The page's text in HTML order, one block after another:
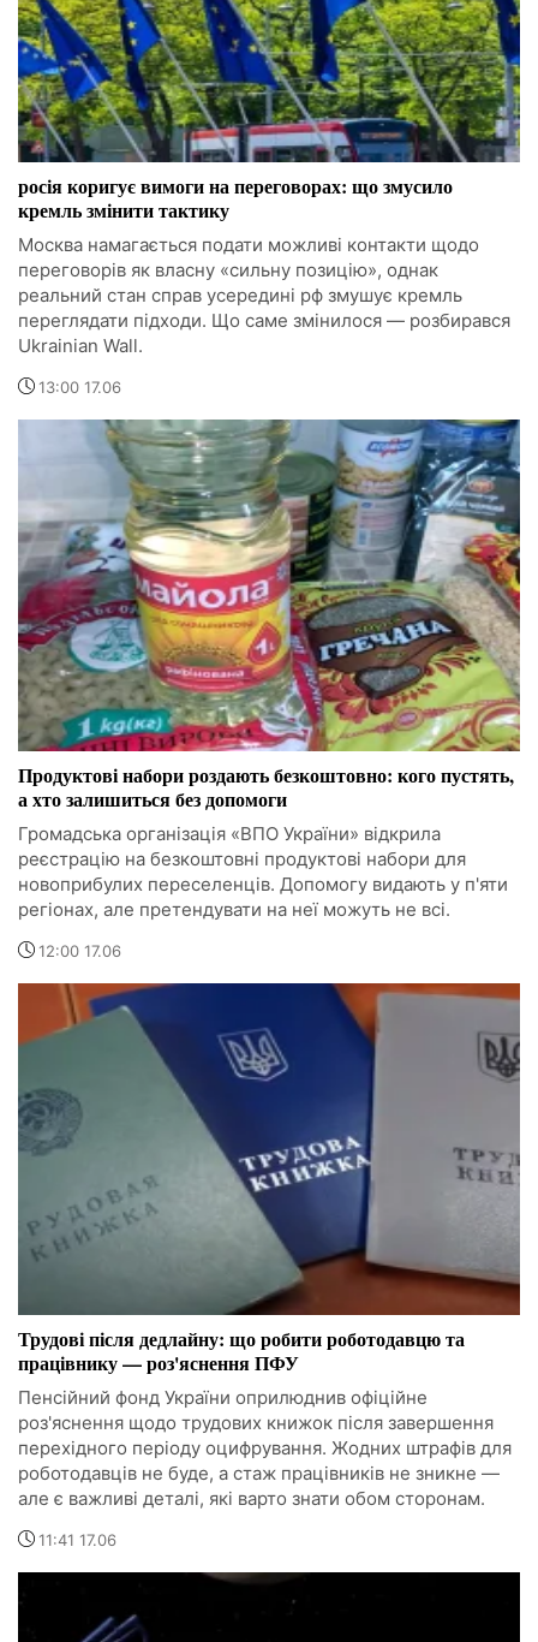
росія коригує вимоги на переговорах: що змусило
кремль змінити тактику
Москва намагається подати можливі контакти щодо
переговорів як власну «сильну позицію», однак
реальний стан справ усередині рф змушує кремль
переглядати підходи. Що саме змінилося — розбирався
Ukrainian Wall.
13:00 17.06
Продуктові набори роздають безкоштовно: кого пустять,
а хто залишиться без допомоги
Громадська організація «ВПО України» відкрила
реєстрацію на безкоштовні продуктові набори для
новоприбулих переселенців. Допомогу видають у п'яти
регіонах, але претендувати на неї можуть не всі.
12:00 17.06
Трудові після дедлайну: що робити роботодавцю та
працівнику — роз'яснення ПФУ
Пенсійний фонд України оприлюднив офіційне
роз'яснення щодо трудових книжок після завершення
перехідного періоду оцифрування. Жодних штрафів для
роботодавців не буде, а стаж працівників не зникне —
але є важливі деталі, які варто знати обом сторонам.
11:41 17.06